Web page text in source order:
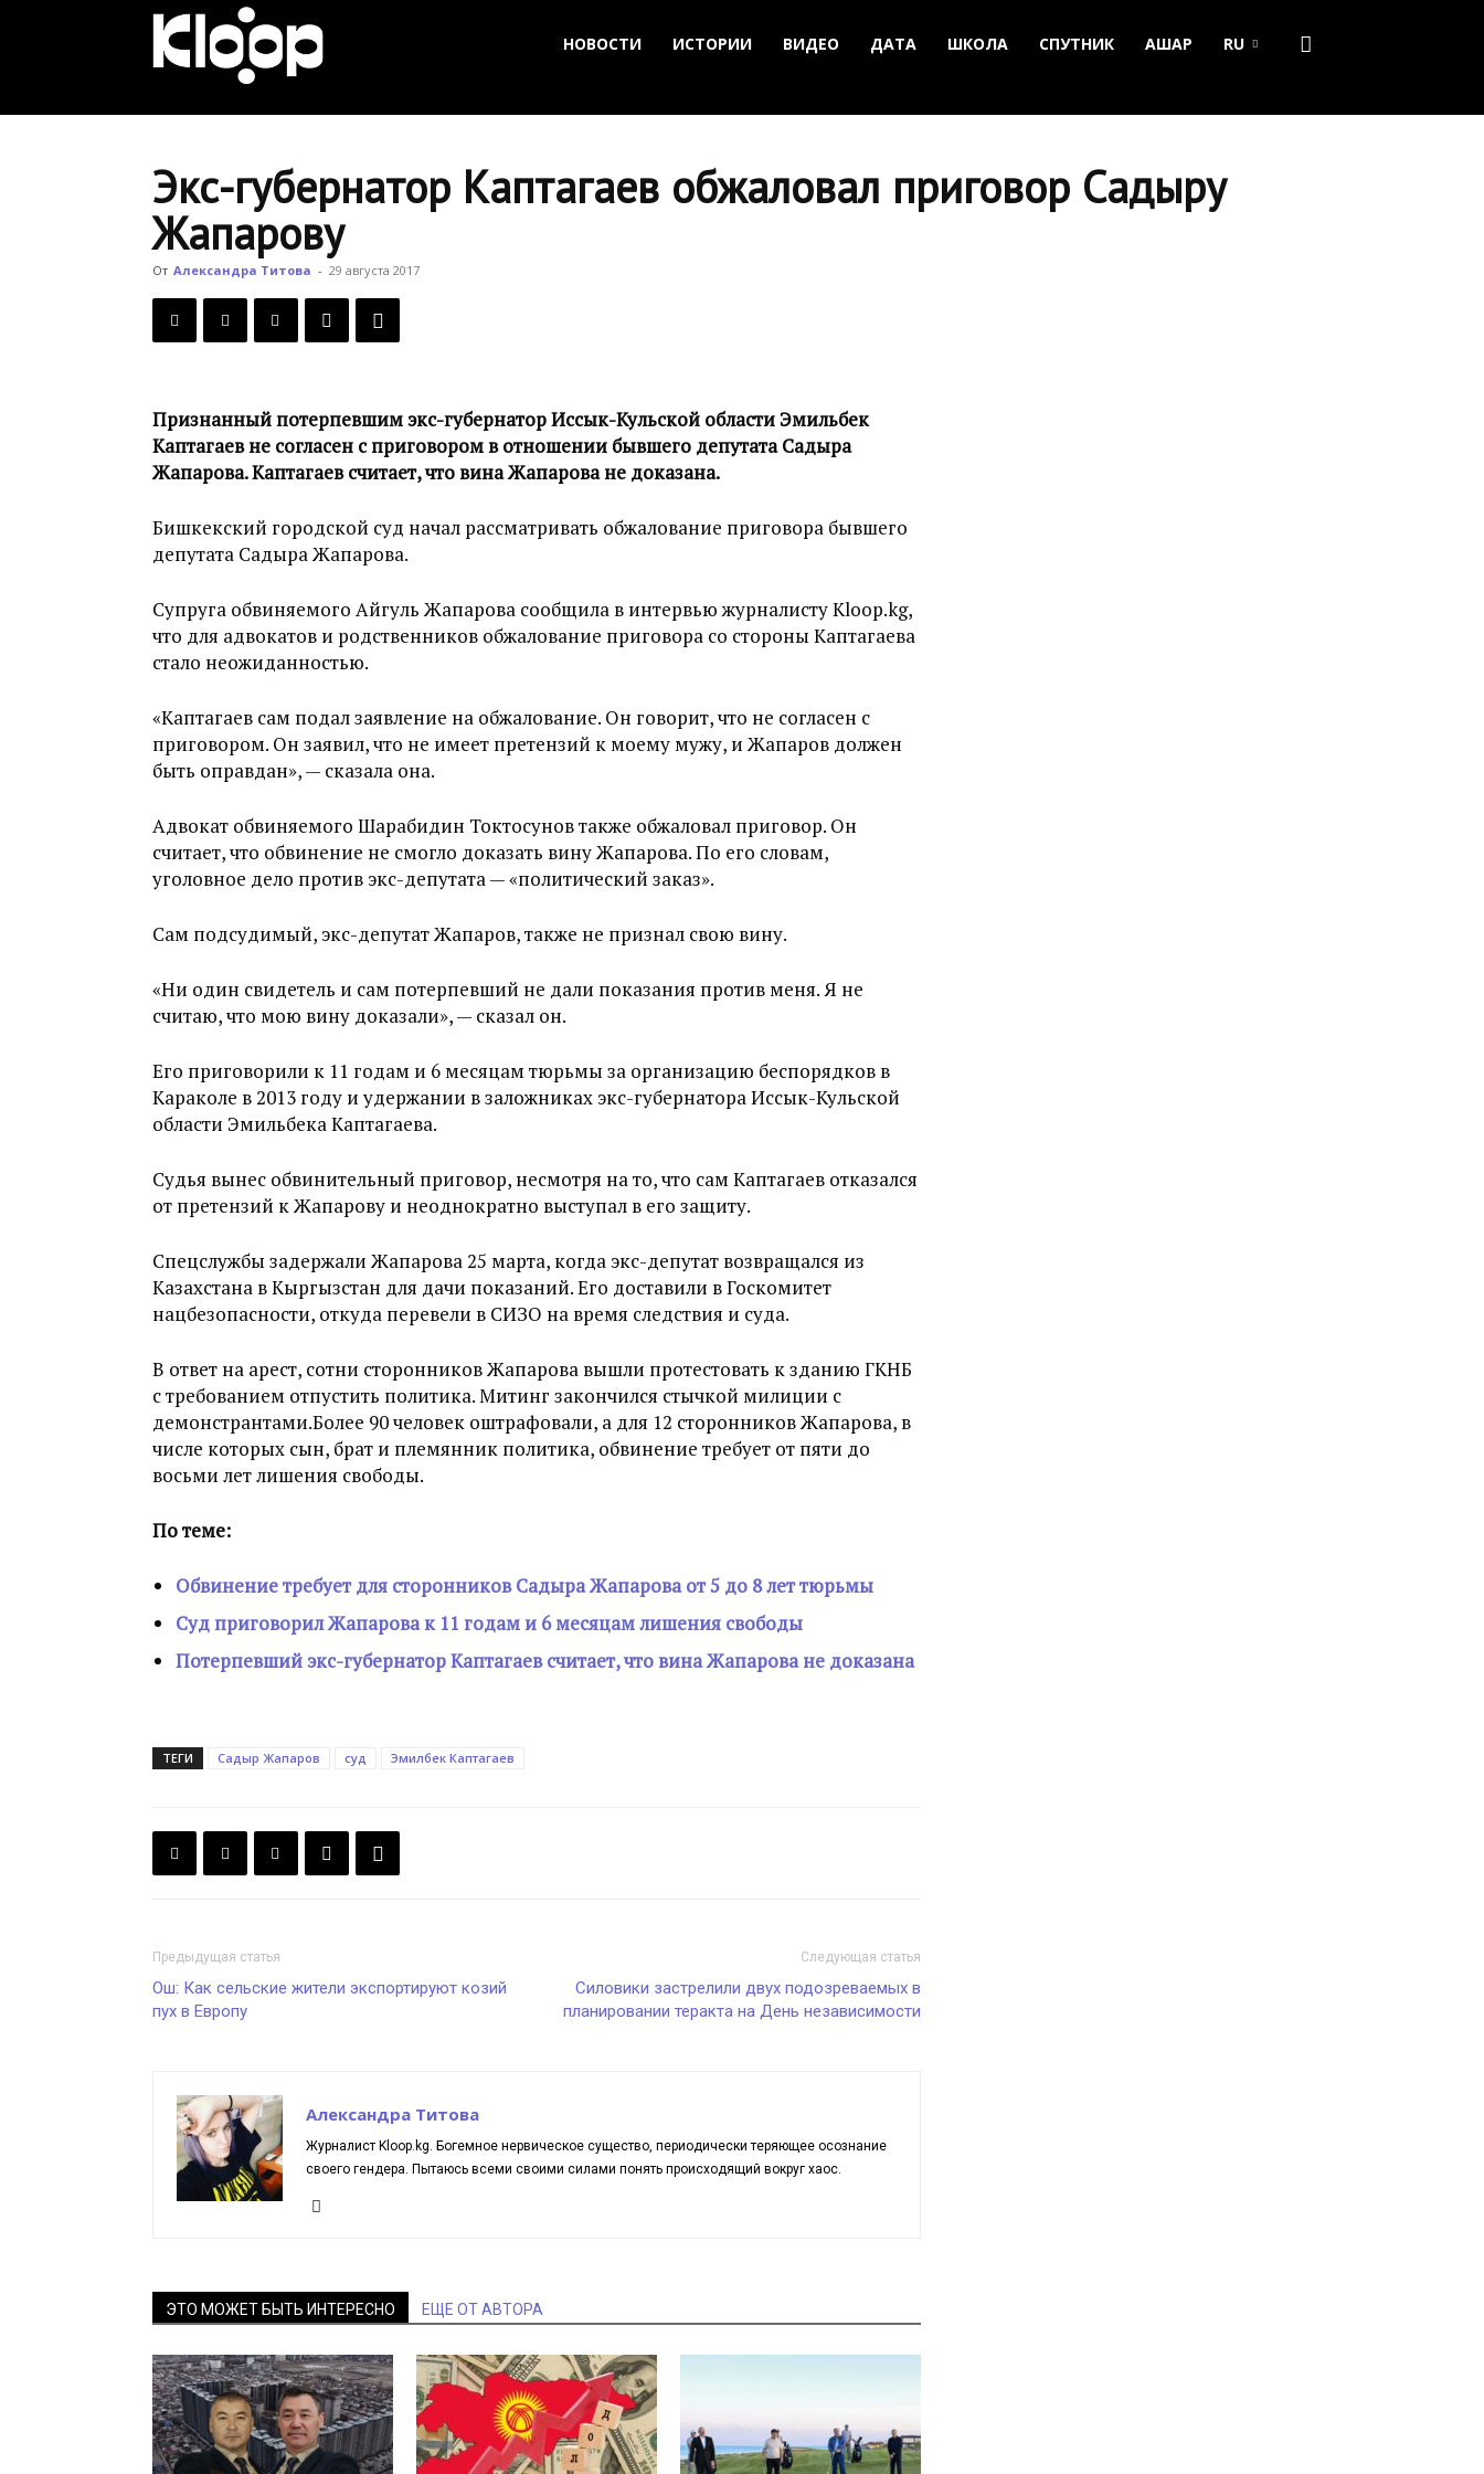
Новости
Кыргызстана
НОВОСТИ ИСТОРИИ ВИДЕО ДАТА ШКОЛА СПУТНИК АШАР RU
Экс-губернатор Каптагаев обжаловал приговор Садыру
Жапарову
От Александра Титова - 29 августа 2017
Признанный потерпевшим экс-губернатор Иссык-Кульской области Эмильбек
Каптагаев не согласен с приговором в отношении бывшего депутата Садыра
Жапарова. Каптагаев считает, что вина Жапарова не доказана.
Бишкекский городской суд начал рассматривать обжалование приговора бывшего
депутата Садыра Жапарова.
Супруга обвиняемого Айгуль Жапарова сообщила в интервью журналисту Kloop.kg,
что для адвокатов и родственников обжалование приговора со стороны Каптагаева
стало неожиданностью.
«Каптагаев сам подал заявление на обжалование. Он говорит, что не согласен с
приговором. Он заявил, что не имеет претензий к моему мужу, и Жапаров должен
быть оправдан», — сказала она.
Адвокат обвиняемого Шарабидин Токтосунов также обжаловал приговор. Он
считает, что обвинение не смогло доказать вину Жапарова. По его словам,
уголовное дело против экс-депутата — «политический заказ».
Сам подсудимый, экс-депутат Жапаров, также не признал свою вину.
«Ни один свидетель и сам потерпевший не дали показания против меня. Я не
считаю, что мою вину доказали», — сказал он.
Его приговорили к 11 годам и 6 месяцам тюрьмы за организацию беспорядков в
Караколе в 2013 году и удержании в заложниках экс-губернатора Иссык-Кульской
области Эмильбека Каптагаева.
Судья вынес обвинительный приговор, несмотря на то, что сам Каптагаев отказался
от претензий к Жапарову и неоднократно выступал в его защиту.
Спецслужбы задержали Жапарова 25 марта, когда экс-депутат возвращался из
Казахстана в Кыргызстан для дачи показаний. Его доставили в Госкомитет
нацбезопасности, откуда перевели в СИЗО на время следствия и суда.
В ответ на арест, сотни сторонников Жапарова вышли протестовать к зданию ГКНБ
с требованием отпустить политика. Митинг закончился стычкой милиции с
демонстрантами.Более 90 человек оштрафовали, а для 12 сторонников Жапарова, в
числе которых сын, брат и племянник политика, обвинение требует от пяти до
восьми лет лишения свободы.
По теме:
Обвинение требует для сторонников Садыра Жапарова от 5 до 8 лет тюрьмы
Суд приговорил Жапарова к 11 годам и 6 месяцам лишения свободы
Потерпевший экс-губернатор Каптагаев считает, что вина Жапарова не доказана
ТЕГИ Садыр Жапаров суд Эмилбек Каптагаев
Предыдущая статья
Ош: Как сельские жители экспортируют козий
пух в Европу
Следующая статья
Силовики застрелили двух подозреваемых в
планировании теракта на День независимости
Александра Титова
Журналист Kloop.kg. Богемное нервическое существо, периодически теряющее осознание
своего гендера. Пытаюсь всеми своими силами понять происходящий вокруг хаос.
ЭТО МОЖЕТ БЫТЬ ИНТЕРЕСНО ЕЩЕ ОТ АВТОРА